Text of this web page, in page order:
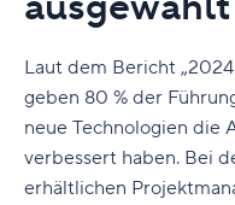
Laut dem Bericht „
geben 80 % der
neue Technologien
verbessert haben. Bei
erhältlichen